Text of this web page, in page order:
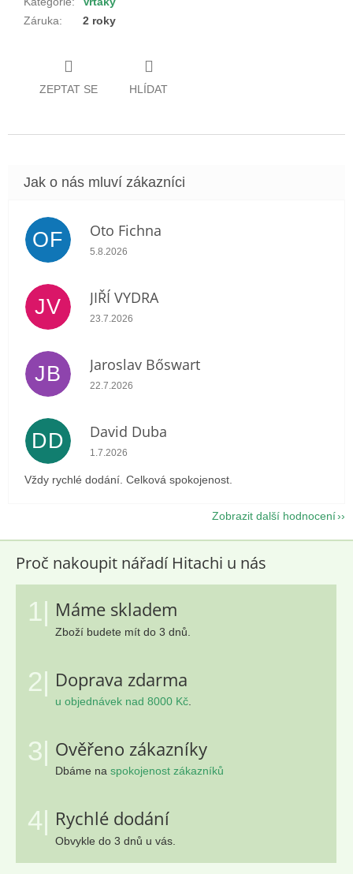
Záruka: 2 roky
ZEPTAT SE HLÍDAT
OF Oto Fichna
Hodnocení obchodu je 5 z 5 hvězdiček.
5.8.2026
JV JIŘÍ VYDRA
Hodnocení obchodu je 5 z 5 hvězdiček.
23.7.2026
JB Jaroslav Bőswart
Hodnocení obchodu je 5 z 5 hvězdiček.
22.7.2026
DD David Duba
Hodnocení obchodu je 5 z 5 hvězdiček.
1.7.2026
Vždy rychlé dodání. Celková spokojenost.
Zobrazit další hodnocení
Proč nakoupit nářadí Hitachi u nás
1| Máme skladem
Zboží budete mít do 3 dnů.
2| Doprava zdarma
u objednávek nad 8000 Kč.
3| Ověřeno zákazníky
Dbáme na spokojenost zákazníků
4| Rychlé dodání
Obvykle do 3 dnů u vás.